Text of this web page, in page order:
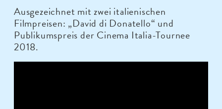
Ausgezeichnet mit zwei italienischen
Filmpreisen: „David di Donatello“ und
Publikumspreis der Cinema Italia-Tournee
2018.